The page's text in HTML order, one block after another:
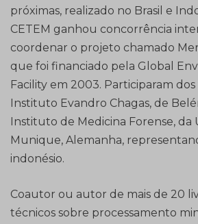
próximas, realizado no Brasil e
CETEM ganhou concorrência
coordenar o projeto chamado
que foi financiado pela Global
Facility em 2003. Participaram
Instituto Evandro Chagas, de
Instituto de Medicina Forense, da
Munique, Alemanha,
indonésio.
Coautor ou autor de mais de 20
técnicos sobre processamento